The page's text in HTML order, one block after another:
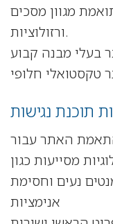
מגוון מסכים
ורזולוציות.
האתר עבור
נעים וחסימת
אנימציות